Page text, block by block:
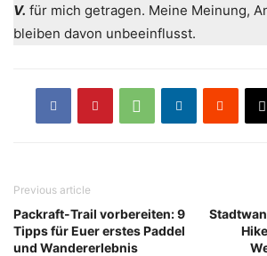
V. für mich getragen. Meine Meinung,
bleiben davon unbeeinflusst.
Previous article
Packraft-Trail vorbereiten: 9
Tipps für Euer erstes Paddel
und Wandererlebnis